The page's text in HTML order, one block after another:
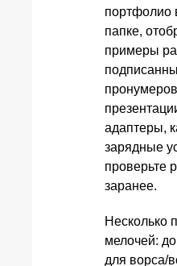
портфолио
папке,
примеры
адаптеры,
зарядные
проверьте
заранее.
Несколько
мелочей:
для ворса/